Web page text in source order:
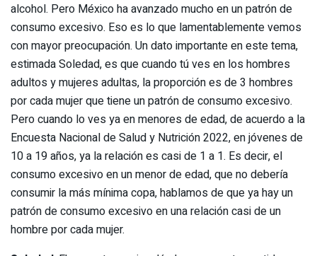
alcohol. Pero México ha avanzado mucho en un patrón de
consumo excesivo. Eso es lo que lamentablemente vemos
con mayor preocupación. Un dato importante en este tema,
estimada Soledad, es que cuando tú ves en los hombres
adultos y mujeres adultas, la proporción es de 3 hombres
por cada mujer que tiene un patrón de consumo excesivo.
Pero cuando lo ves ya en menores de edad, de acuerdo a la
Encuesta Nacional de Salud y Nutrición 2022, en jóvenes de
10 a 19 años, ya la relación es casi de 1 a 1. Es decir, el
consumo excesivo en un menor de edad, que no debería
consumir la más mínima copa, hablamos de que ya hay un
patrón de consumo excesivo en una relación casi de un
hombre por cada mujer.